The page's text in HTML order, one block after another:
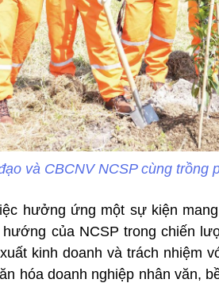
và CBCNV NCSP cùng trồng
hưởng ứng một sự kiện
của NCSP trong chiến
kinh doanh và trách nhiệm
hóa doanh nghiệp nhân văn,